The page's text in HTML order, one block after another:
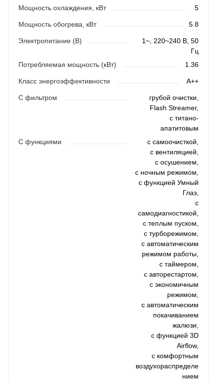
Мощность охлаждения, кВт 5
Мощность обогрева, кВт 5.8
Электропитание (В)
1~, 220~240 В, 50
Гц
Потребляемая мощность (кВт)
1.36
Класс энергоэффективности A++
С фильтром
грубой очистки,
Flash Streamer,
с титано-
апатитовым
С функциями
с самоочисткой,
с вентиляцией,
с осушением,
с ночным режимом,
с функцией Умный
Глаз,
с
самодиагностикой,
с теплым пуском,
с турборежимом,
с автоматическим
режимом работы,
с таймером,
с авторестартом,
с экономичным
режимом,
с автоматическим
покачиванием
жалюзи,
с функцией 3D
Airflow,
с комфортным
воздухораспределе
нием